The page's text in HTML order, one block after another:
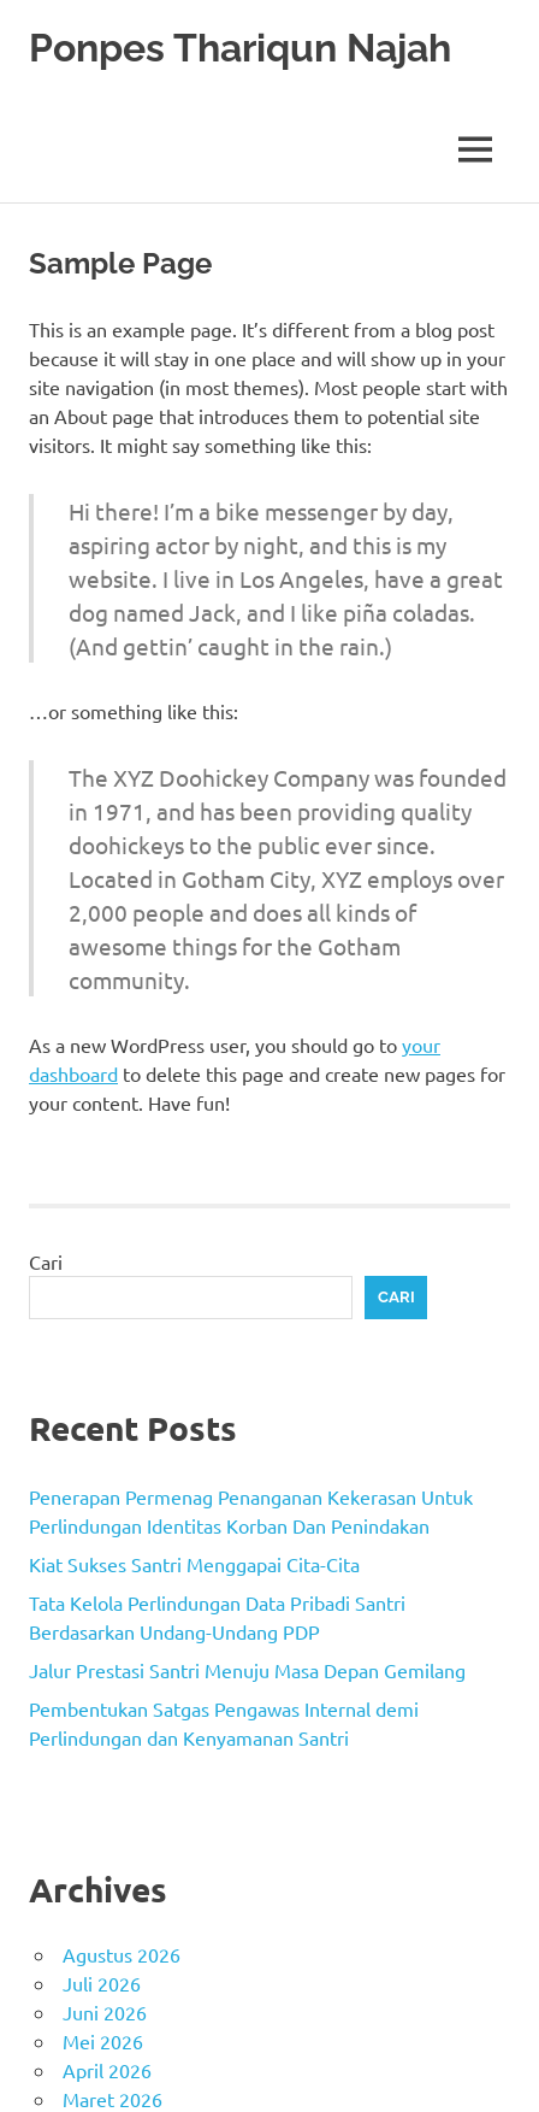
Ponpes Thariqun Najah
MENU
Sample Page
This is an example page. It’s different from a blog post
because it will stay in one place and will show up in your
site navigation (in most themes). Most people start with
an About page that introduces them to potential site
visitors. It might say something like this:
Hi there! I’m a bike messenger by day,
aspiring actor by night, and this is my
website. I live in Los Angeles, have a great
dog named Jack, and I like piña coladas.
(And gettin’ caught in the rain.)
…or something like this:
The XYZ Doohickey Company was founded
in 1971, and has been providing quality
doohickeys to the public ever since.
Located in Gotham City, XYZ employs over
2,000 people and does all kinds of
awesome things for the Gotham
community.
As a new WordPress user, you should go to your
dashboard to delete this page and create new pages for
your content. Have fun!
Cari
CARI
Recent Posts
Penerapan Permenag Penanganan Kekerasan Untuk
Perlindungan Identitas Korban Dan Penindakan
Kiat Sukses Santri Menggapai Cita-Cita
Tata Kelola Perlindungan Data Pribadi Santri
Berdasarkan Undang-Undang PDP
Jalur Prestasi Santri Menuju Masa Depan Gemilang
Pembentukan Satgas Pengawas Internal demi
Perlindungan dan Kenyamanan Santri
Archives
Agustus 2026
Juli 2026
Juni 2026
Mei 2026
April 2026
Maret 2026